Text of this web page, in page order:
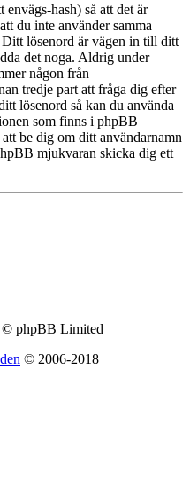
hash) så att det är
du inte använder samma
lösenord är vägen in till ditt
det noga. Aldrig under
någon från
tredje part att fråga dig efter
lösenord så kan du använda
som finns i phpBB
be dig om ditt användarnamn
mjukvaran skicka dig ett
phpBB Limited
© 2006-2018